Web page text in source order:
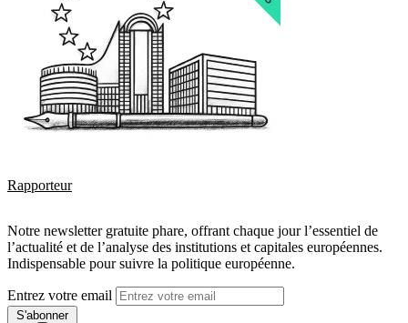
Rapporteur
Notre newsletter gratuite phare, offrant chaque jour l’essentiel de
l’actualité et de l’analyse des institutions et capitales européennes.
Indispensable pour suivre la politique européenne.
Entrez votre email
S'abonner